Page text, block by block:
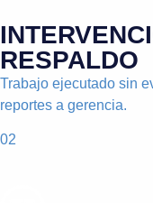
RESPALDO
Trabajo ejecutado sin
reportes a gerencia.
02